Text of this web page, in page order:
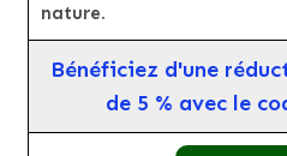
nature.
Bénéficiez d'une
de 5 % avec le